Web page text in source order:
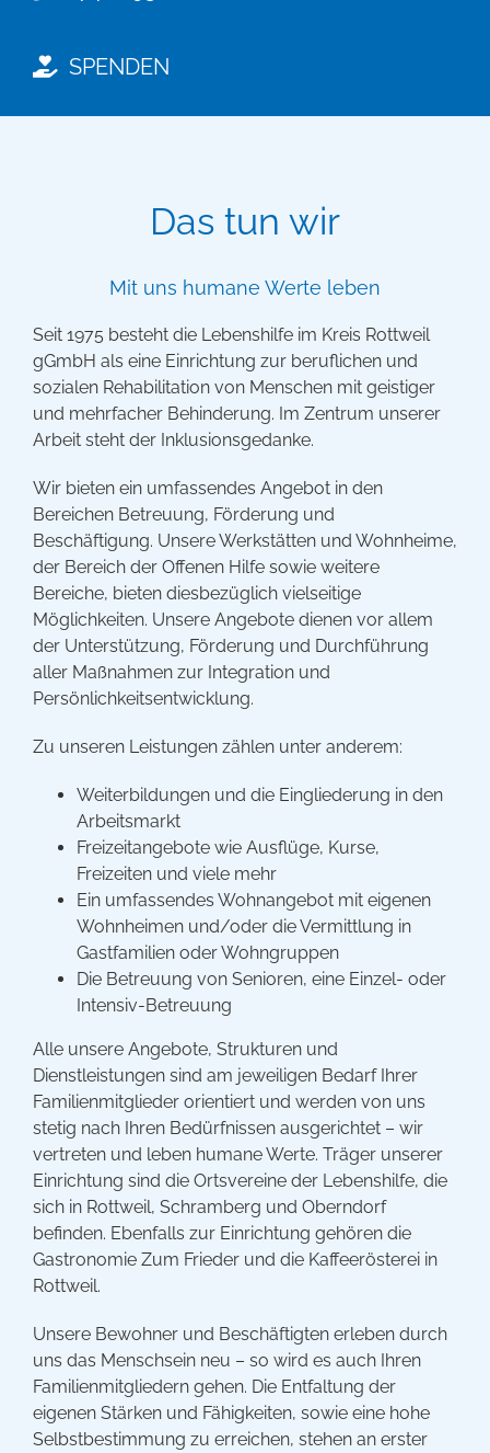
SPENDEN
Das tun wir
Mit uns humane Werte leben
Seit 1975 besteht die Lebenshilfe im Kreis Rottweil
gGmbH als eine Einrichtung zur beruflichen und
sozialen Rehabilitation von Menschen mit geistiger
und mehrfacher Behinderung. Im Zentrum unserer
Arbeit steht der Inklusionsgedanke.
Wir bieten ein umfassendes Angebot in den
Bereichen Betreuung, Förderung und
Beschäftigung. Unsere Werkstätten und Wohnheime,
der Bereich der Offenen Hilfe sowie weitere
Bereiche, bieten diesbezüglich vielseitige
Möglichkeiten. Unsere Angebote dienen vor allem
der Unterstützung, Förderung und Durchführung
aller Maßnahmen zur Integration und
Persönlichkeitsentwicklung.
Zu unseren Leistungen zählen unter anderem:
Weiterbildungen und die Eingliederung in den
Arbeitsmarkt
Freizeitangebote wie Ausflüge, Kurse,
Freizeiten und viele mehr
Ein umfassendes Wohnangebot mit eigenen
Wohnheimen und/oder die Vermittlung in
Gastfamilien oder Wohngruppen
Die Betreuung von Senioren, eine Einzel- oder
Intensiv-Betreuung
Alle unsere Angebote, Strukturen und
Dienstleistungen sind am jeweiligen Bedarf Ihrer
Familienmitglieder orientiert und werden von uns
stetig nach Ihren Bedürfnissen ausgerichtet – wir
vertreten und leben humane Werte. Träger unserer
Einrichtung sind die Ortsvereine der Lebenshilfe, die
sich in Rottweil, Schramberg und Oberndorf
befinden. Ebenfalls zur Einrichtung gehören die
Gastronomie Zum Frieder und die Kaffeerösterei in
Rottweil.
Unsere Bewohner und Beschäftigten erleben durch
uns das Menschsein neu – so wird es auch Ihren
Familienmitgliedern gehen. Die Entfaltung der
eigenen Stärken und Fähigkeiten, sowie eine hohe
Selbstbestimmung zu erreichen, stehen an erster